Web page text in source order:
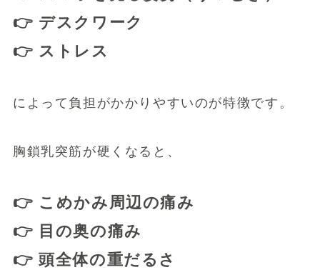
👉 デスクワーク
👉 ストレス
によって負担がかかりやすいのが特徴です。
胸鎖乳突筋が硬くなると、
👉 こめかみ周辺の痛み
👉 目の奥の痛み
👉 頭全体の重だるさ